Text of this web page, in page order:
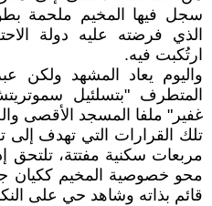
سجل فيها المخيم ملحمة
الذي فرضته عليه دولة
ارتُكبت فيه.
واليوم يعاد المشهد ولكن
المتطرف "بتسلئيل
غفير" ملفا المسجد الأقصى
تلك القرارات التي تهدف إلى
مربعات سكنية مفتتة، تلتحق
محو خصوصية المخيم ككيان
قائم بذاته وشاهد حي على